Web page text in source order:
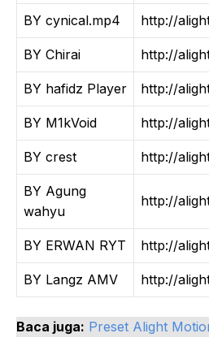
BY cynical.mp4 http://
BY Chirai http://
BY hafidz Player http://
BY M1kVoid http://
BY crest http://
BY Agung
wahyu
http://
BY ERWAN RYT http://
BY Langz AMV http://
Baca juga: Preset Alight